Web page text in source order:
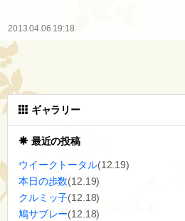
2013.04.06 19:18
ギャラリー
最近の投稿
ウイークトータル(12.19)
本日の歩数(12.19)
クルミッ子(12.18)
鳩サブレー(12.18)